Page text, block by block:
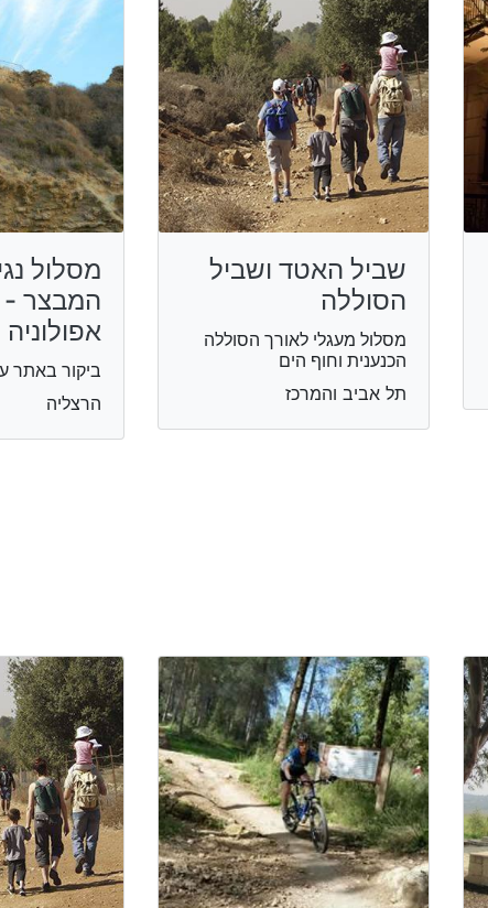
שביל האטד ושביל
הסוללה
מסלול מעגלי לאורך הסוללה
הכנענית וחוף הים
תל אביב והמרכז
מסלול
המבצר -
אפולוניה
ביקור באתר
הרצליה